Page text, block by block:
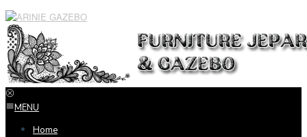
Loncat
ke
konten
MENU
Home